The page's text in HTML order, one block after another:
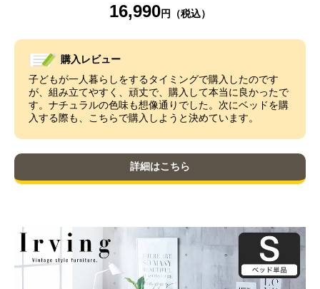
16,990
購入レビュー
子どもが一人暮らしをするタイミングで購入したのです
が、組み立てやすく、頑丈で、購入して本当に良かったで
す。ナチュラルの色味も想像通りでした。次にベッドを購
入する際も、こちらで購入しようと決めています。
詳細はこちら